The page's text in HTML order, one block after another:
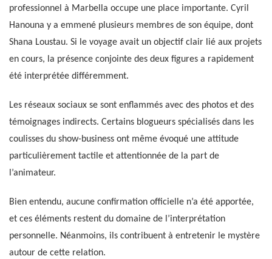
professionnel à Marbella occupe une place importante. Cyril
Hanouna y a emmené plusieurs membres de son équipe, dont
Shana Loustau. Si le voyage avait un objectif clair lié aux projets
en cours, la présence conjointe des deux figures a rapidement
été interprétée différemment.
Les réseaux sociaux se sont enflammés avec des photos et des
témoignages indirects. Certains blogueurs spécialisés dans les
coulisses du show-business ont même évoqué une attitude
particulièrement tactile et attentionnée de la part de
l’animateur.
Bien entendu, aucune confirmation officielle n’a été apportée,
et ces éléments restent du domaine de l’interprétation
personnelle. Néanmoins, ils contribuent à entretenir le mystère
autour de cette relation.